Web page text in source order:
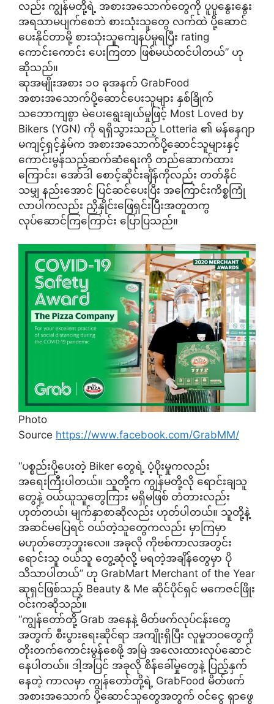
လည်း ကျွန်မတို့ရဲ့ အစားအသောက်တွေကို ပူပူနွေးနွေး
အရသာမပျက်စေဘဲ စားသုံးသူတွေ လက်ထဲ ပို့ဆောင်
ပေးနိုင်တာမို့ စားသုံးသူကျေနပ်မှုရပြီး rating
ကောင်းကောင်း ပေးကြတာ ဖြစ်မယ်ထင်ပါတယ်” ဟု
ဆိုသည်။
ဆုအမျိုးအစား ၁၀ ခုအနက် GrabFood
အစားအသောက်ပို့ဆောင်ပေးသူများ နှစ်ခြိုက်
သဘောကျစွာ မဲပေးရွေးချယ်မှုဖြင့် Most Loved by
Bikers (YGN) ကို ရရှိသွားသည့် Lotteria ၏ မန်နေဂျာ
မကျင့်ရှင့်နှဲမ်က အစားအသောက်ပို့ဆောင်သူများနှင့်
ကောင်းမွန်သည့်ဆက်ဆံရေးကို တည်ဆောက်ထား
ကြောင်း၊ အော်ဒါ စောင့်ဆိုင်းချိန်ကိုလည်း တတ်နိုင်
သမျှ နည်းအောင် ပြင်ဆင်ပေးပြီး အကြောင်းကိစ္စကြုံ
လာပါကလည်း ညှိနှိုင်းဖြေရှင်းပြီးအတူတကွ
လုပ်ဆောင်ကြကြောင်း ပြောပြသည်။
Photo
Source https://www.facebook.com/GrabMM/
“ပစ္စည်းပို့ပေးတဲ့ Biker တွေရဲ့ ပံ့ပိုးမှုကလည်း
အရေးကြီးပါတယ်။ သူတို့က ကျွန်မတို့လို ရောင်းချသူ
တွေနဲ့ ဝယ်ယူသူတွေကြား မရှိမဖြစ် တံတားလည်း
ဟုတ်တယ်၊ မျက်နှာစာဆိုလည်း ဟုတ်ပါတယ်။ သူတို့နဲ့
အဆင်မပြေရင် ဝယ်တဲ့သူတွေကလည်း မှာကြမှာ
မဟုတ်တော့ဘူးလေ။ အခုလို ကိုဗစ်ကာလအတွင်း
ရောင်းသူ ဝယ်သူ တွေ့ဆုံလို့ မရတဲ့အချိန်တွေမှာ ပို
သိသာပါတယ်” ဟု GrabMart Merchant of the Year
ဆုရှင်ဖြစ်သည့် Beauty & Me ဆိုင်ပိုင်ရှင် မကေဇင်ဖြိုး
ဝင်းကဆိုသည်။
“ကျွန်တော်တို့ Grab အနေနဲ့ မိတ်ဖက်လုပ်ငန်းတွေ
အတွက် စီးပွားရေးဆိုင်ရာ အကျိုးရှိပြီး လူမှုဘဝတွေကို
တိုးတက်ကောင်းမွန်စေဖို့ အမြဲ အလေးထားလုပ်ဆောင်
နေပါတယ်။ ဒါ့အပြင် အခုလို စိန်ခေါ်မှုတွေနဲ့ ပြည့်နှက်
နေတဲ့ ကာလမှာ ကျွန်တော်တို့ရဲ့ GrabFood မိတ်ဖက်
အစားအသောက် ပို့ဆောင်သူတွေအတွက် ဝင်ငွေ ရှာဖွေ